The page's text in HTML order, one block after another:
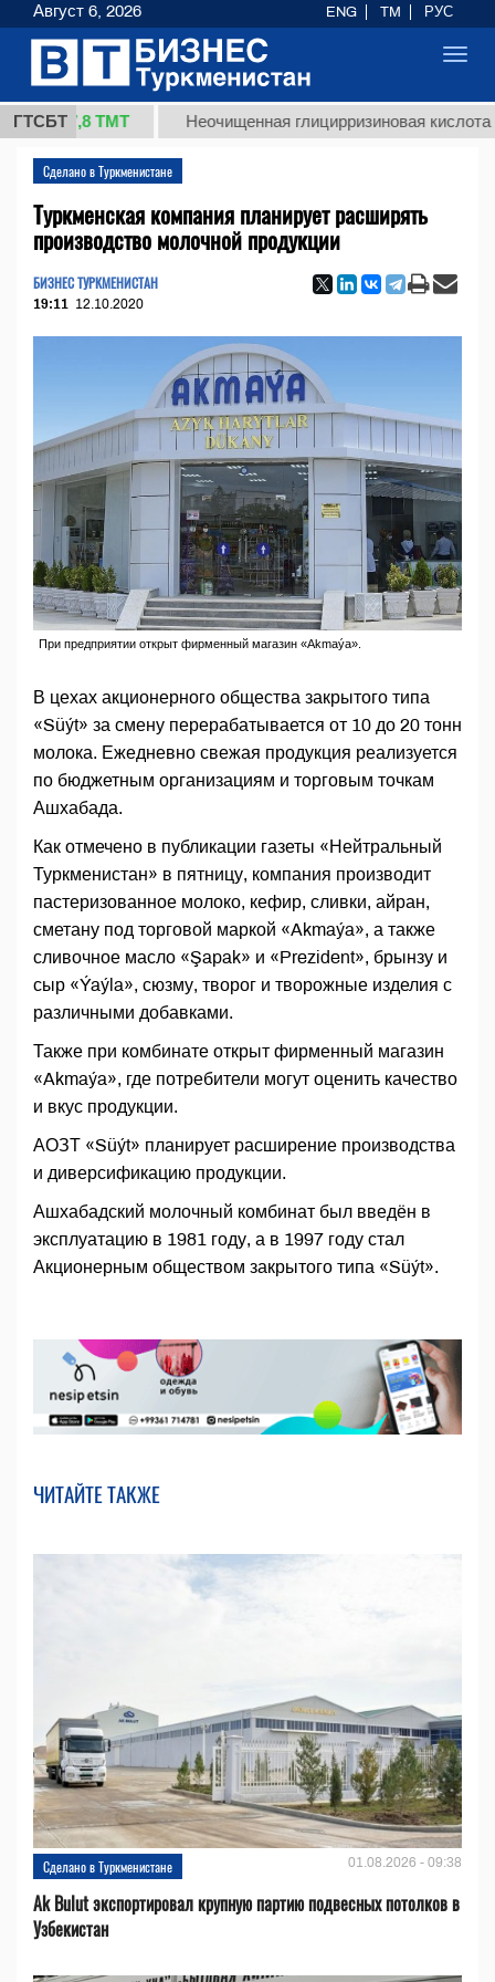
ГТСБТ
37,8 ТМТ Неочищенная глицирризиновая кислота
Сделано в Туркменистане
Туркменская компания планирует расширять
производство молочной продукции
БИЗНЕС ТУРКМЕНИСТАН
19:11 12.10.2020
При предприятии открыт фирменный магазин «Akmaýa».
В цехах акционерного общества закрытого типа
«Süýt» за смену перерабатывается от 10 до 20 тонн
молока. Ежедневно свежая продукция реализуется
по бюджетным организациям и торговым точкам
Ашхабада.
Как отмечено в публикации газеты «Нейтральный
Туркменистан» в пятницу, компания производит
пастеризованное молоко, кефир, сливки, айран,
сметану под торговой маркой «Akmaýa», а также
сливочное масло «Şapak» и «Prezident», брынзу и
сыр «Ýaýla», сюзму, творог и творожные изделия с
различными добавками.
Также при комбинате открыт фирменный магазин
«Akmaýa», где потребители могут оценить качество
и вкус продукции.
АОЗТ «Süýt» планирует расширение производства
и диверсификацию продукции.
Ашхабадский молочный комбинат был введён в
эксплуатацию в 1981 году, а в 1997 году стал
Акционерным обществом закрытого типа «Süýt».
ЧИТАЙТЕ ТАКЖЕ
Сделано в Туркменистане 01.08.2026 - 09:38
Ak Bulut экспортировал крупную партию подвесных потолков в
Узбекистан
Август 6, 2026 ENG TM РУС